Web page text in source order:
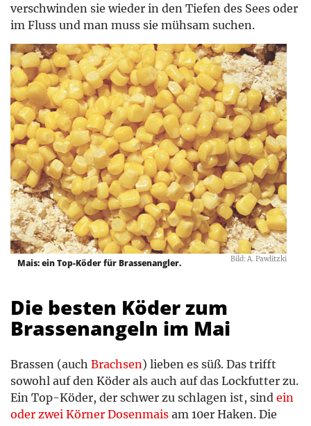
verschwinden sie wieder in den Tiefen des Sees oder
im Fluss und man muss sie mühsam suchen.
Bild: A. Pawlitzki
Mais: ein Top-Köder für Brassenangler.
Die besten Köder zum
Brassenangeln im Mai
Brassen (auch Brachsen) lieben es süß. Das trifft
sowohl auf den Köder als auch auf das Lockfutter zu.
Ein Top-Köder, der schwer zu schlagen ist, sind ein
oder zwei Körner Dosenmais am 10er Haken. Die